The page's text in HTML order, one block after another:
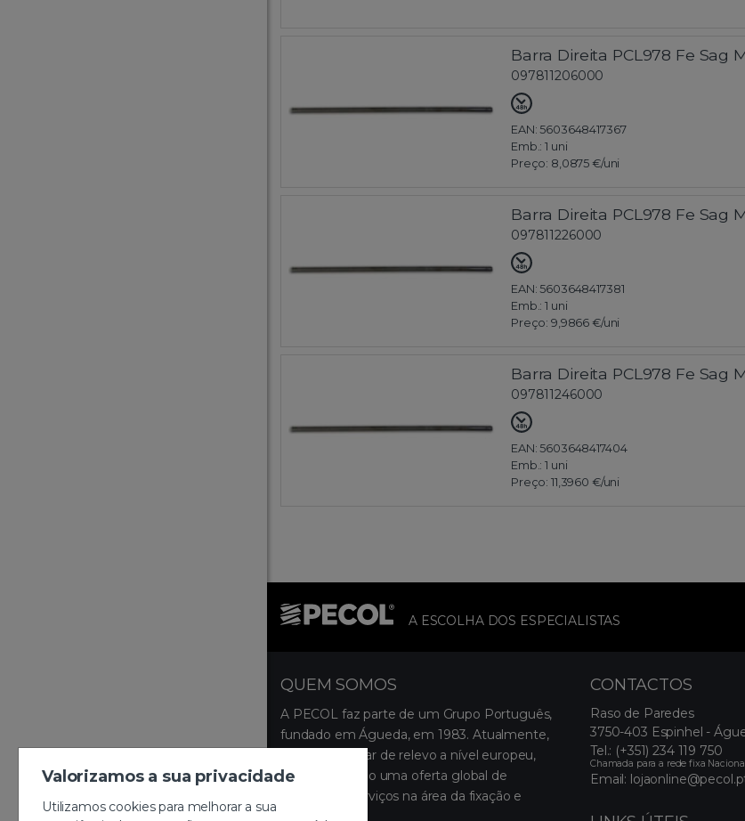
Valorizamos a sua privacidade
Utilizamos cookies para melhorar a sua
Barra Direita PCL978 Fe Sag
097811206000
EAN: 5603648417367
Emb.:1 uni
Preço: 8,0875 €/uni
Barra Direita PCL978 Fe Sag
097811226000
EAN: 5603648417381
Emb.:1 uni
Preço: 9,9866 €/uni
Barra Direita PCL978 Fe Sag
097811246000
EAN: 5603648417404
Emb.:1 uni
Preço: 11,3960 €/uni
A ESCOLHA DOS ESPECIALISTAS
QUEM SOMOS
A PECOL faz parte de um Grupo Português,
fundado em Águeda, em 1983. Atualmente,
ocupa um lugar de relevo a nível europeu,
disponibilizando uma oferta global de
produtos e serviços na área da fixação e
CONTACTOS
Raso de Paredes
3750-403 Espinhel -
Tel.: (+351) 234 119 750
Chamada para a rede fixa Nacional
Email: